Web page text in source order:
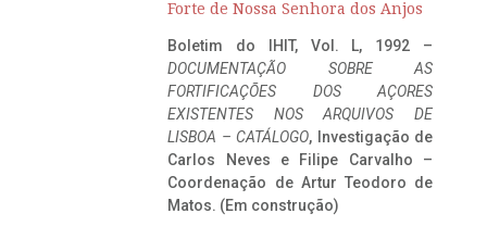
Forte de Nossa Senhora dos Anjos
Boletim do IHIT, Vol. L, 1992 –
DOCUMENTAÇÃO SOBRE AS
FORTIFICAÇÕES DOS AÇORES
EXISTENTES NOS ARQUIVOS DE
LISBOA – CATÁLOGO, Investigação de
Carlos Neves e Filipe Carvalho –
Coordenação de Artur Teodoro de
Matos. (Em construção)